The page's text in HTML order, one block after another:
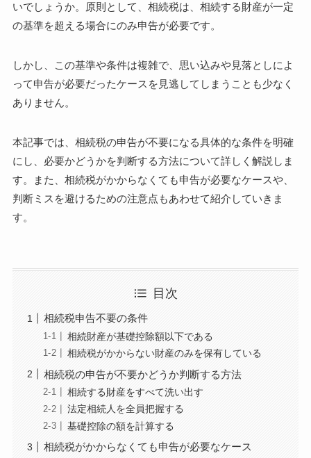
いでしょうか。原則として、相続税は、相続する財産が一定
の基準を超える場合にのみ申告が必要です。
しかし、この基準や条件は複雑で、思い込みや見落としによ
って申告が必要だったケースを見逃してしまうことも少なく
ありません。
本記事では、相続税の申告が不要になる具体的な条件を明確
にし、必要かどうかを判断する方法について詳しく解説しま
す。また、相続税がかからなくても申告が必要なケースや、
判断ミスを避けるための注意点もあわせて紹介していきま
す。
目次
相続税申告不要の条件
相続財産が基礎控除額以下である
相続税がかからない財産のみを保有している
相続税の申告が不要かどうか判断する方法
相続する財産をすべて洗い出す
法定相続人を全員把握する
基礎控除の額を計算する
相続税がかからなくても申告が必要なケース